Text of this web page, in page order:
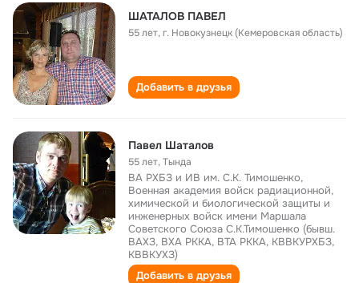
ШАТАЛОВ ПАВЕЛ
55 лет,г. Новокузнецк (Кемеровская область)
Добавить в друзья
Павел Шаталов
55 лет,Тында
ВА РХБЗ и ИВ им. С.К. Тимошенко,
Военная академия войск радиационной,
химической и биологической защиты и
инженерных войск имени Маршала
Советского Союза С.К.Тимошенко (бывш.
ВАХЗ, ВХА РККА, ВТА РККА, КВВКУРХБЗ,
КВВКУХЗ)
Добавить в друзья